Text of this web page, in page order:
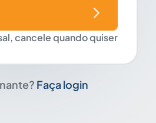
cancele quando quiser
Faça login